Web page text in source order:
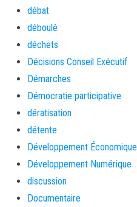
débat
déboulé
déchets
Décisions Conseil Exécutif
Démarches
Démocratie participative
dératisation
détente
Développement Économique
Développement Numérique
discussion
Documentaire